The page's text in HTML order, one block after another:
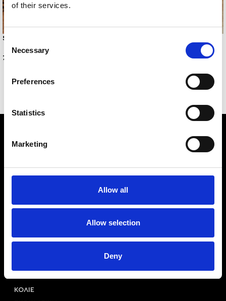
of their services.
Consent
Selection
Necessary
Preferences
Statistics
Marketing
Allow all
Allow selection
Deny
SEABLOOM ANKLET
7,00
+30 2310 253 985
info@princessa.store
ΚΟΛΙΕ